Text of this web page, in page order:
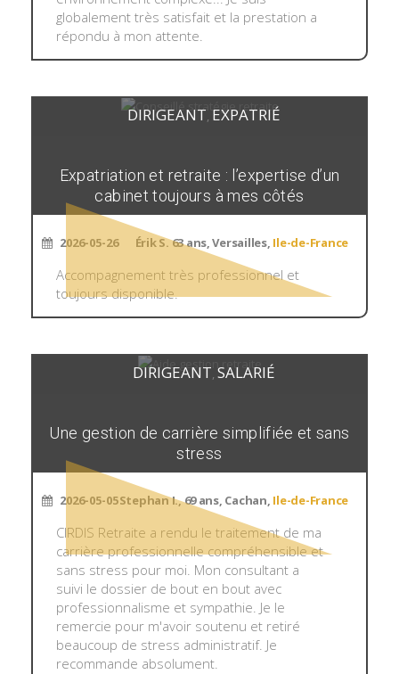
globalement très satisfait et la prestation a
répondu à mon attente.
DIRIGEANT, EXPATRIÉ
Expatriation et retraite : l’expertise d’un
cabinet toujours à mes côtés
2026-05-26 Érik S. 63 ans, Versailles, Ile-de-France
Accompagnement très professionnel et
toujours disponible.
DIRIGEANT, SALARIÉ
Une gestion de carrière simplifiée et sans
stress
2026-05-05Stephan I., 69 ans, Cachan, Ile-de-France
CIRDIS Retraite a rendu le traitement de ma
carrière professionnelle compréhensible et
sans stress pour moi. Mon consultant a
suivi le dossier de bout en bout avec
professionnalisme et sympathie. Je le
remercie pour m'avoir soutenu et retiré
beaucoup de stress administratif. Je
recommande absolument.